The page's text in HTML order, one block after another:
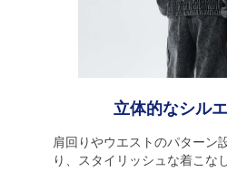
立体的なシル
肩回りやウエストのパターン
り、スタイリッシュな着こな